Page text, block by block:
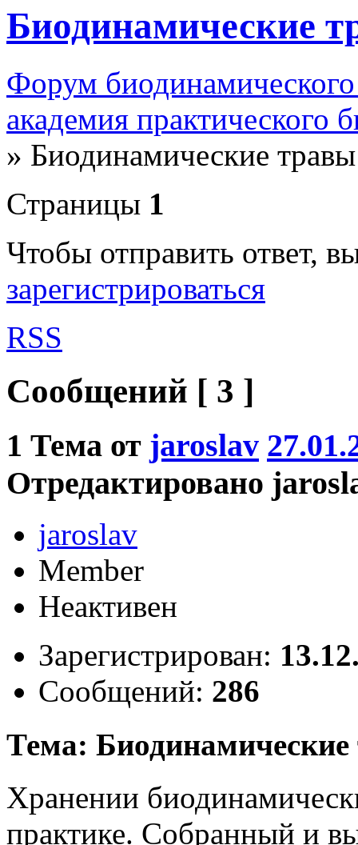
Биодинамические
Форум биодинамического
академия практического
» Биодинамические травы
Страницы 1
Чтобы отправить ответ,
зарегистрироваться
RSS
Сообщений [ 3 ]
1 Тема от jaroslav
Отредактировано
jaroslav
Member
Неактивен
Зарегистрирован:
Сообщений: 286
Тема:
Хранении
практике. Собранный и